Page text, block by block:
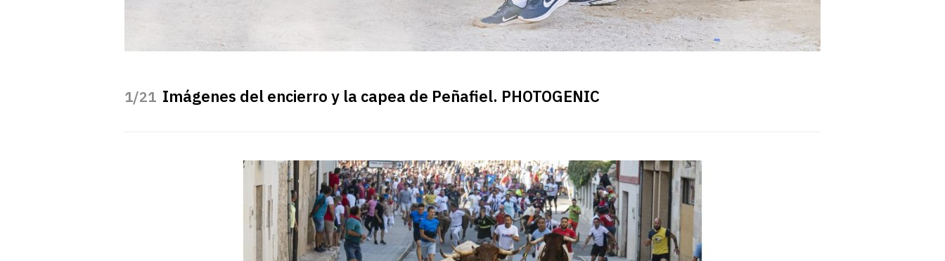
/21 Imágenes del encierro y la capea de Peñafiel. PHOTOGENIC